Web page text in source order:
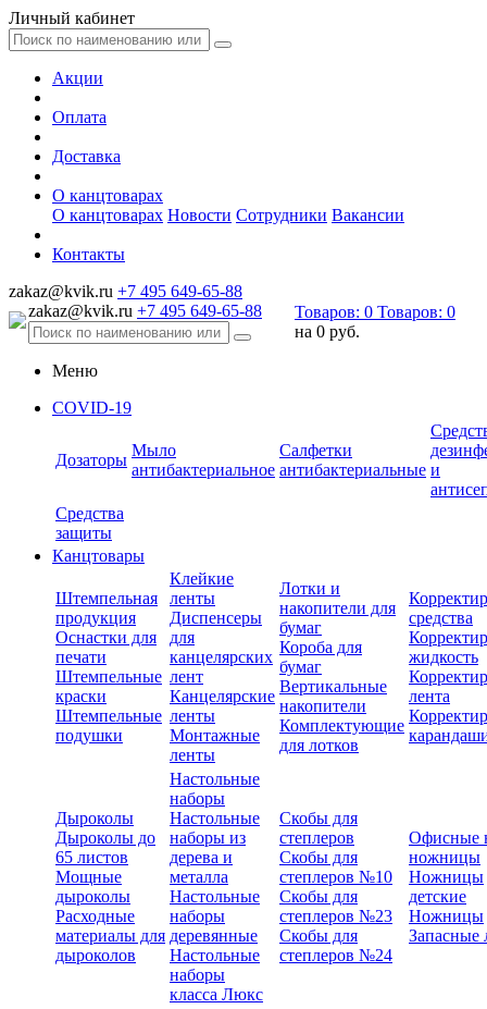
Личный кабинет
Акции
Оплата
Доставка
О канцтоварах
О канцтоварах Новости Сотрудники Вакансии
Контакты
zakaz@kvik.ru +7 495 649-65-88
zakaz@kvik.ru +7 495 649-65-88 Товаров: 0 Товаров: 0
на 0 руб.
Меню
COVID-19
Дозаторы
Мыло
антибактериальное
Салфетки
антибактериальные и
Средства
защиты
Канцтовары
Штемпельная
продукция
Оснастки для
печати
Штемпельные
краски
Штемпельные
подушки
Клейкие
ленты
Диспенсеры
для
канцелярских
лент
Канцелярские
ленты
Монтажные
ленты
Лотки и
накопители для
бумаг
Короба для
бумаг
Вертикальные
накопители
Комплектующие
для лотков
средства
жидкость
лента
Дыроколы
Дыроколы до
65 листов
Мощные
дыроколы
Расходные
материалы для
дыроколов
Настольные
наборы
Настольные
наборы из
дерева и
металла
Настольные
наборы
деревянные
Настольные
наборы
класса Люкс
Скобы для
степлеров
Скобы для
степлеров №10
Скобы для
степлеров №23
Скобы для
степлеров №24
Офисные
ножницы
Ножницы
детские
Ножницы
Запасные